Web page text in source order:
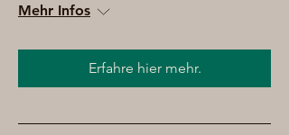
Mehr Infos
Erfahre hier mehr.